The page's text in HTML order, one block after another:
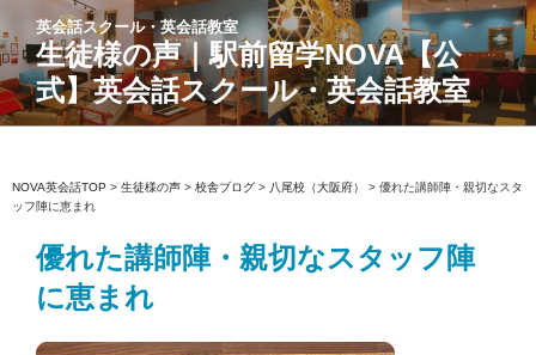
ン
テ
ン
ツ
ス
キ
英会話スクール・英会話教室
生徒様の声｜駅前留学NOVA【公
式】英会話スクール・英会話教室
NOVA英会話TOP > 生徒様の声 > 校舎ブログ > 八尾校（大阪府） > 優れた講師陣・親切なスタ
ッフ陣に恵まれ
優れた講師陣・親切なスタッフ陣
に恵まれ